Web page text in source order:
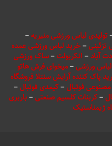
تولیدی لباس ورزشی منیریه–
–خرید لباس ورزشی عمده
آباد – انکربولت–ساک ورزشی
ورزشی –میخوای فرش هاتو
پاک کننده آرایش سنتلا فروشگاه
فوتبال –کیمدی فوتبال –
–کربنات کلسیم صنعتی –باربری
ژیمناستیک